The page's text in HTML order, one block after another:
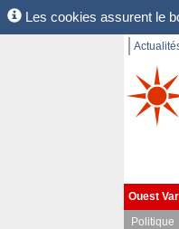
Les cookies assurent le
Ouest Var
Politique